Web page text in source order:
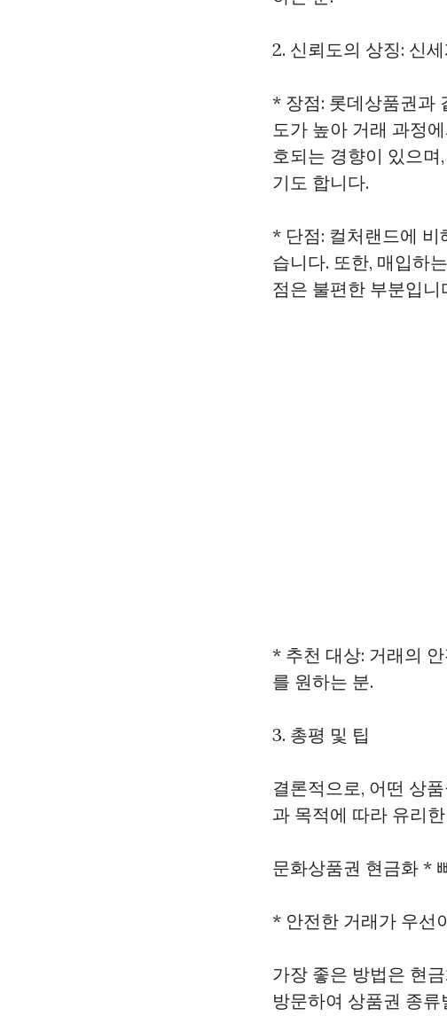
2. 신뢰도의 상징: 신
* 장점: 롯데상품권과
도가 높아 거래 과정
호되는 경향이 있으
기도 합니다.
* 단점: 컬처랜드에 비
습니다. 또한, 매입하
점은 불편한 부분입니
* 추천 대상: 거래의
를 원하는 분.
3. 총평 및 팁
결론적으로, 어떤 상
과 목적에 따라 유리
문화상품권 현금화 *
* 안전한 거래가 우선
가장 좋은 방법은 현
방문하여 상품권 종